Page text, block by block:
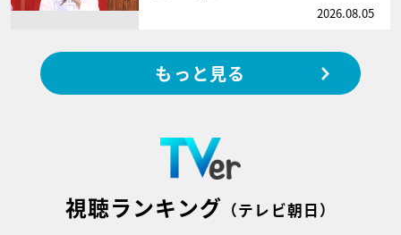
2026.08.05
もっと見る
視聴ランキング （テレビ朝日）